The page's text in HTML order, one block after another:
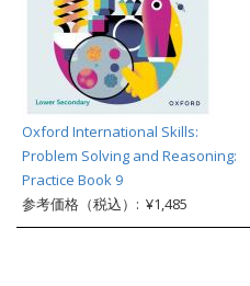
Oxford International Skills:
Problem Solving and Reasoning:
Practice Book 9
参考価格（税込）: ¥1,485